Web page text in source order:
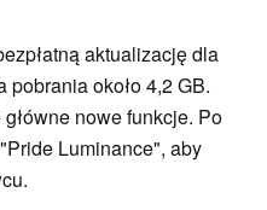
aktualizację dla
około 4,2 GB.
nowe funkcje. Po
Luminance", aby